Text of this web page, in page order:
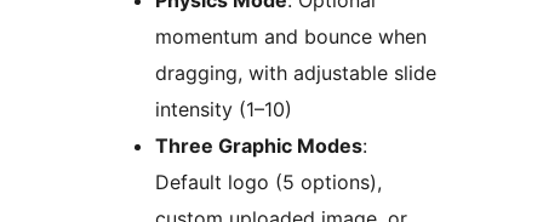
momentum and bounce when
dragging, with adjustable slide
intensity (1–10)
Three Graphic Modes:
Default logo (5 options),